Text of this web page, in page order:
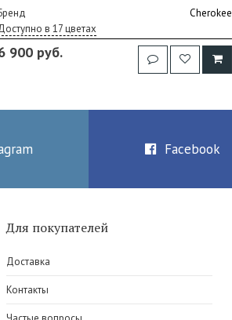
Cherokee
в 17 цветах
900 руб.
Facebook
Для покупателей
Доставка
Контакты